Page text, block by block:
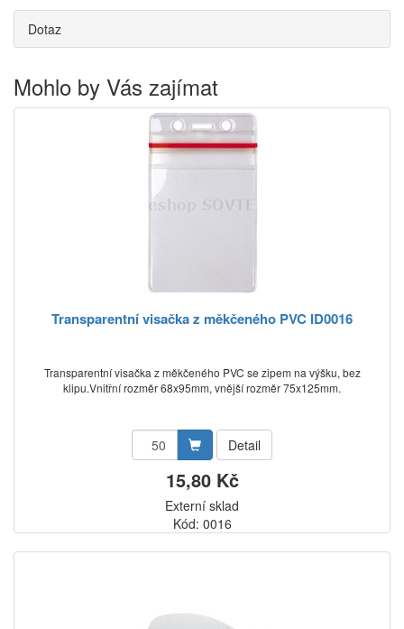
Dotaz
Mohlo by Vás zajímat
Transparentní visačka z měkčeného PVC ID0016
Transparentní visačka z měkčeného PVC se zipem na výšku, bez
klipu.Vnitřní rozměr 68x95mm, vnější rozměr 75x125mm.
Detail
15,80 Kč
Externí sklad
Kód: 0016